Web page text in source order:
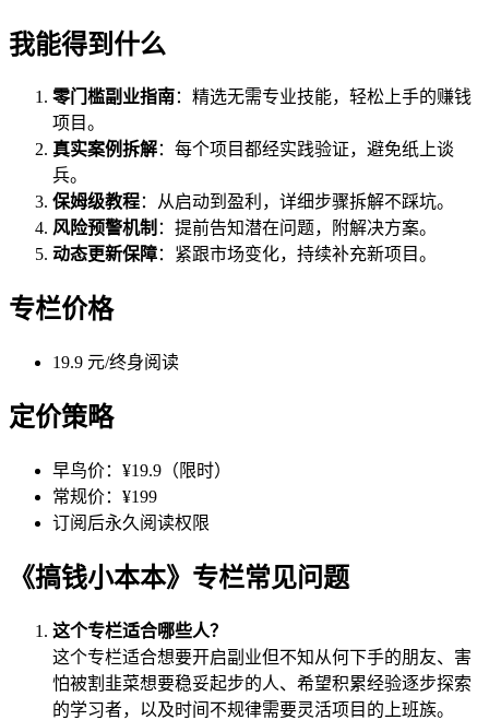
我能得到什么
零门槛副业指南：精选无需专业技能，轻松上手的赚钱
项目。
真实案例拆解：每个项目都经实践验证，避免纸上谈
兵。
保姆级教程：从启动到盈利，详细步骤拆解不踩坑。
风险预警机制 ：提前告知潜在问题，附解决方案。
动态更新保障：紧跟市场变化，持续补充新项目。
专栏价格
19.9 元/终身阅读
定价策略
早鸟价：¥19.9（限时）
常规价：¥199
订阅后永久阅读权限
《搞钱小本本》专栏常见问题
这个专栏适合哪些人？
这个专栏适合想要开启副业但不知从何下手的朋友、害
怕被割韭菜想要稳妥起步的人、希望积累经验逐步探索
的学习者，以及时间不规律需要灵活项目的上班族。